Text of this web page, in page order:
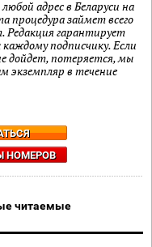
адрес в Беларуси на
процедура займет всего
Редакция гарантирует
подписчику. Если
дойдет, потеряется, мы
экземпляр в течение
НОМЕРОВ
читаемые